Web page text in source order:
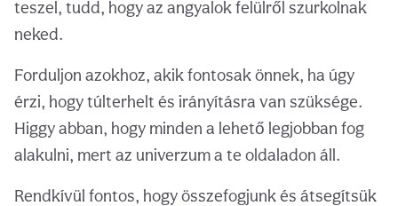
teszel, tudd, hogy az angyalok felülről szurkolnak
neked.
Forduljon azokhoz, akik fontosak önnek, ha úgy
érzi, hogy túlterhelt és irányításra van szüksége.
Higgy abban, hogy minden a lehető legjobban fog
alakulni, mert az univerzum a te oldaladon áll.
Rendkívül fontos, hogy összefogjunk és átsegítsük